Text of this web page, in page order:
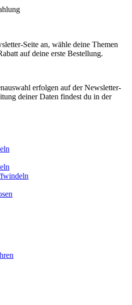
Seite an, wähle deine Themen
auf deine erste Bestellung.
erfolgen auf der Newsletter-
deiner Daten findest du in der